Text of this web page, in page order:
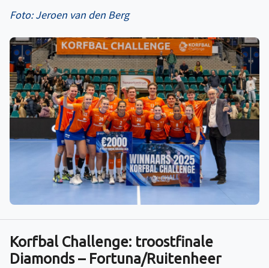
Foto: Jeroen van den Berg
Korfbal Challenge: troostfinale
Diamonds – Fortuna/Ruitenheer